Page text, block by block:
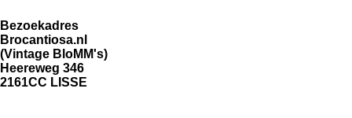
Bezoekadres
Brocantiosa.nl
(Vintage BloMM's)
Heereweg 346
2161CC LISSE